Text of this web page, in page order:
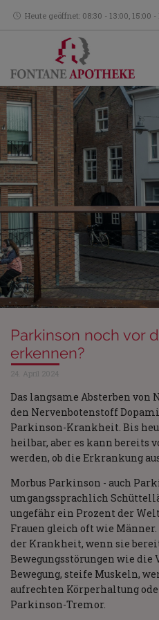
Heute geöffnet: 08:30 - 13:00, 15:00 -
Parkinson noch vor
erkennen?
24. April 2024
Das langsame Absterben
den Nervenbotenstoff
Parkinson-Krankheit. Bis
heilbar, aber es kann bereits
werden, ob die Erkrankung
Morbus Parkinson - auch
umgangssprachlich
ungefähr ein Prozent der
Frauen gleich oft wie
der Krankheit, wenn sie
Bewegungsstörungen wie die
Bewegung, steife Muskeln,
aufrechten Körperhaltung
Parkinson-Tremor.